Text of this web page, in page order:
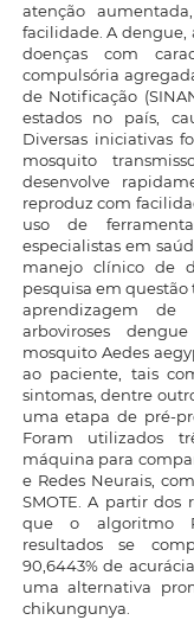
atenção
facilidade. A dengue,
doenças com
compulsória
de Notificação
estados no país,
Diversas iniciativas
mosquito
desenvolve
reproduz com
uso de
especialistas em
manejo clínico de
pesquisa em
aprendizagem de
arboviroses
mosquito Aedes
ao paciente, tais
sintomas, dentre
uma etapa de pré-
Foram utilizados
máquina para
e Redes Neurais,
SMOTE. A partir dos
que o algoritmo
resultados se
90,6443% de
uma alternativa
chikungunya.